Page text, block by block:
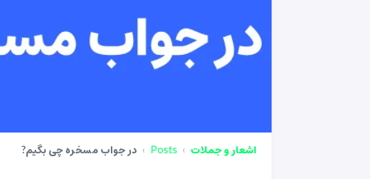
اشعار و جملات Posts در جواب مسخره چی بگیم?